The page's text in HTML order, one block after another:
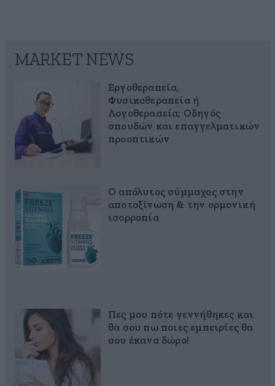
MARKET NEWS
Εργοθεραπεία,
Φυσικοθεραπεία ή
Λογοθεραπεία; Οδηγός
σπουδών και επαγγελματικών
προοπτικών
Ο απόλυτος σύμμαχος στην
αποτοξίνωση & την ορμονική
ισορροπία
Πες μου πότε γεννήθηκες και
θα σου πω ποιες εμπειρίες θα
σου έκανα δώρο!